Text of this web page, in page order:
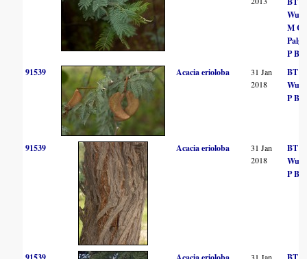
M
P
91539
Acacia erioloba
31 Jan
2018
BT
P
91539 Acacia erioloba
31 Jan
2018
BT
P